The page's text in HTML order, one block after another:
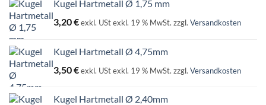
Kugel Hartmetall Ø 1,75 mm
3,20€exkl. UStexkl. 19 % MwSt. zzgl. Versandkosten
Kugel Hartmetall Ø 4,75mm
3,50€exkl. UStexkl. 19 % MwSt. zzgl. Versandkosten
Kugel Hartmetall Ø 2,40mm